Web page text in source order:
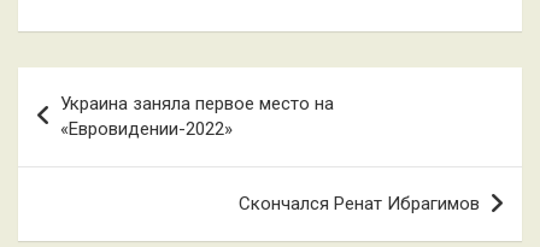
по
записям
Украина заняла первое место на
«Евровидении-2022»
Скончался Ренат Ибрагимов